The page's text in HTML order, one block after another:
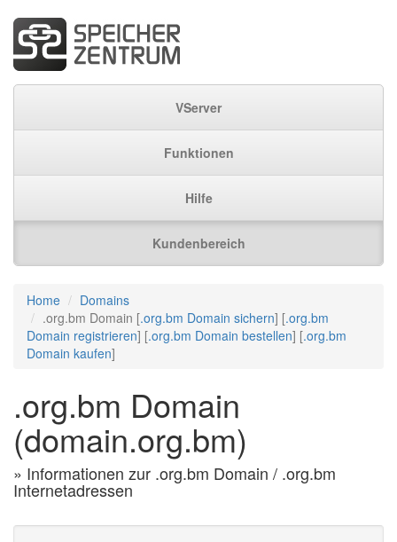
VServer
Funktionen
Hilfe
Kundenbereich
Home
Domains
.org.bm Domain [.org.bm Domain sichern] [.org.bm
Domain registrieren] [.org.bm Domain bestellen] [.org.bm
Domain kaufen]
.org.bm Domain
(domain.org.bm)
» Informationen zur .org.bm Domain / .org.bm
Internetadressen